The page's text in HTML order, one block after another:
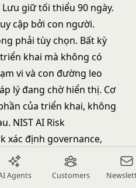
Agents Customers
giữ tối thiểu 90 ngày.
cập bởi con người.
phải tùy chọn. Bất kỳ
khai mà không có
vi và con đường leo
lý đang chờ hiển thị. Cơ
của triển khai, không
NIST AI Risk
xác định governance,
lý là bốn chức năng
trách nhiệm, tất cả đều